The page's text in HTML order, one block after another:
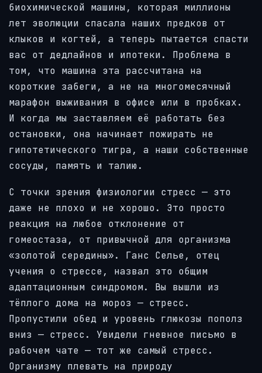
биохимической машины, которая миллионы
лет эволюции спасала наших предков от
клыков и когтей, а теперь пытается спасти
вас от дедлайнов и ипотеки. Проблема в
том, что машина эта рассчитана на
короткие забеги, а не на многомесячный
марафон выживания в офисе или в пробках.
И когда мы заставляем её работать без
остановки, она начинает пожирать не
гипотетического тигра, а наши собственные
сосуды, память и талию.
С точки зрения физиологии стресс — это
даже не плохо и не хорошо. Это просто
реакция на любое отклонение от
гомеостаза, от привычной для организма
«золотой середины». Ганс Селье, отец
учения о стрессе, назвал это общим
адаптационным синдромом. Вы вышли из
тёплого дома на мороз — стресс.
Пропустили обед и уровень глюкозы пополз
вниз — стресс. Увидели гневное письмо в
рабочем чате — тот же самый стресс.
Организму плевать на природу